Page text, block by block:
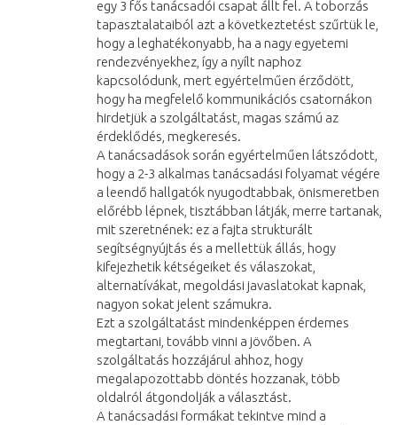
egy 3 fős tanácsadói csapat állt fel. A toborzás
tapasztalataiból azt a következtetést szűrtük le,
hogy a leghatékonyabb, ha a nagy egyetemi
rendezvényekhez, így a nyílt naphoz
kapcsolódunk, mert egyértelműen érződött,
hogy ha megfelelő kommunikációs csatornákon
hirdetjük a szolgáltatást, magas számú az
érdeklődés, megkeresés.
A tanácsadások során egyértelműen látszódott,
hogy a 2-3 alkalmas tanácsadási folyamat végére
a leendő hallgatók nyugodtabbak, önismeretben
előrébb lépnek, tisztábban látják, merre tartanak,
mit szeretnének: ez a fajta strukturált
segítségnyújtás és a mellettük állás, hogy
kifejezhetik kétségeiket és válaszokat,
alternatívákat, megoldási javaslatokat kapnak,
nagyon sokat jelent számukra.
Ezt a szolgáltatást mindenképpen érdemes
megtartani, tovább vinni a jövőben. A
szolgáltatás hozzájárul ahhoz, hogy
megalapozottabb döntés hozzanak, több
oldalról átgondolják a választást.
A tanácsadási formákat tekintve mind a